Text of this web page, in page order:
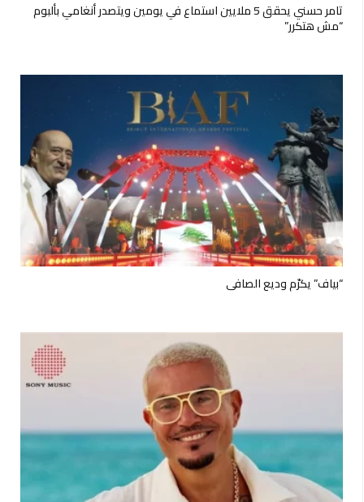
تامر حسني يحقق 5 ملايين استماع في يومين ويتصدر أنغامي بألبوم
“مش هتكرر”
“بياف” يكرّم وديع الصافي